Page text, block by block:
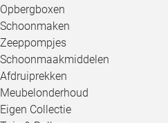
Opbergboxen
Schoonmaken
Zeeppompjes
Schoonmaakmiddelen
Afdruiprekken
Meubelonderhoud
Eigen Collectie